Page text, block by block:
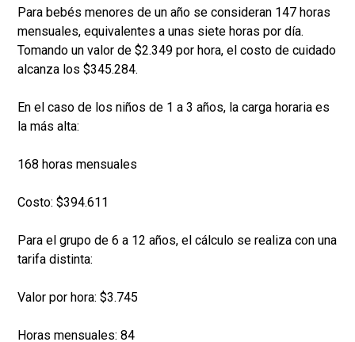
Para bebés menores de un año se consideran 147 horas
mensuales, equivalentes a unas siete horas por día.
Tomando un valor de $2.349 por hora, el costo de cuidado
alcanza los $345.284.
En el caso de los niños de 1 a 3 años, la carga horaria es
la más alta:
168 horas mensuales
Costo: $394.611
Para el grupo de 6 a 12 años, el cálculo se realiza con una
tarifa distinta:
Valor por hora: $3.745
Horas mensuales: 84